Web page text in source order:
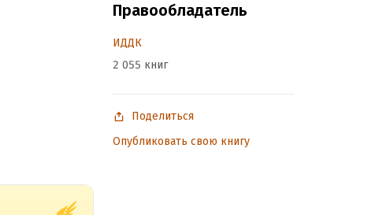
Правообладатель
ИДДК
2 055 книг
Поделиться
Опубликовать свою книгу